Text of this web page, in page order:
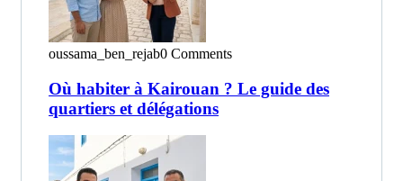
oussama_ben_rejab0 Comments
Où habiter à Kairouan ? Le guide des
quartiers et délégations